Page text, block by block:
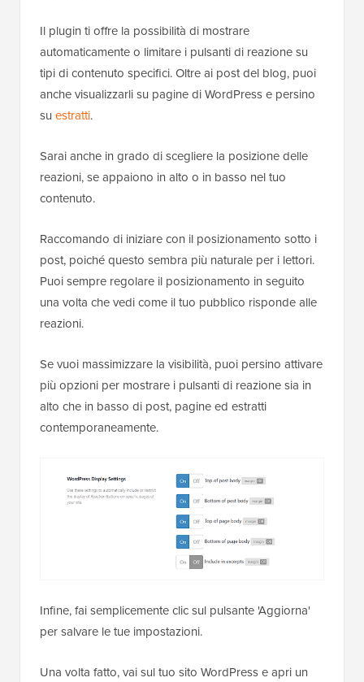
Il plugin ti offre la possibilità di mostrare
automaticamente o limitare i pulsanti di reazione su
tipi di contenuto specifici. Oltre ai post del blog, puoi
anche visualizzarli su pagine di WordPress e persino
su estratti.
Sarai anche in grado di scegliere la posizione delle
reazioni, se appaiono in alto o in basso nel tuo
contenuto.
Raccomando di iniziare con il posizionamento sotto i
post, poiché questo sembra più naturale per i lettori.
Puoi sempre regolare il posizionamento in seguito
una volta che vedi come il tuo pubblico risponde alle
reazioni.
Se vuoi massimizzare la visibilità, puoi persino attivare
più opzioni per mostrare i pulsanti di reazione sia in
alto che in basso di post, pagine ed estratti
contemporaneamente.
Infine, fai semplicemente clic sul pulsante 'Aggiorna'
per salvare le tue impostazioni.
Una volta fatto, vai sul tuo sito WordPress e apri un